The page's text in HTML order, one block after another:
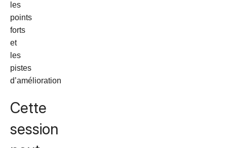
les
points
forts
et
les
pistes
d’amélioration
Cette
session